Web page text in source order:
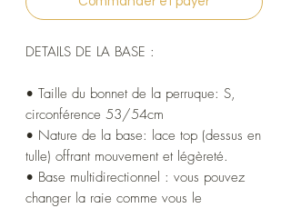
DETAILS DE LA BASE :
• Taille du bonnet de la perruque: S,
circonférence 53/54cm
• Nature de la base: lace top (dessus en
tulle) offrant mouvement et légèreté.
• Base multidirectionnel : vous pouvez
changer la raie comme vous le